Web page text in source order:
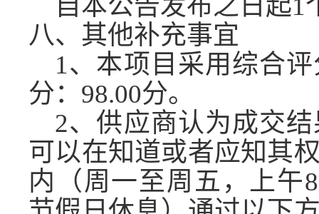
自本公告发布之日起1
八、其他补充事宜
1、本项目采用综合
分：98.00分。
2、供应商认为成交
可以在知道或者应知其
内（周一至周五，上午